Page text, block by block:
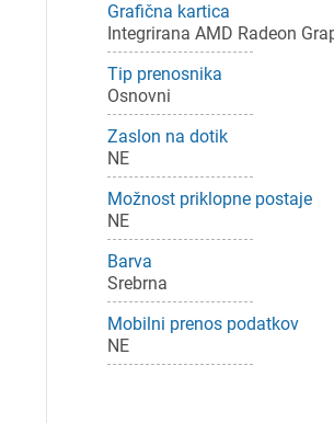
Grafična kartica
Integrirana AMD Radeon
Tip prenosnika
Osnovni
Zaslon na dotik
NE
Možnost priklopne postaje
NE
Barva
Srebrna
Mobilni prenos podatkov
NE